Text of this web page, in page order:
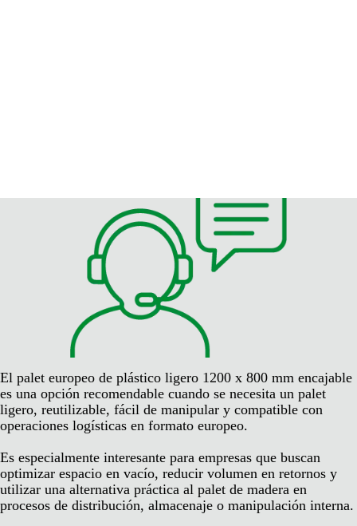
El palet europeo de plástico ligero 1200 x 800 mm encajable
es una opción recomendable cuando se necesita un palet
ligero, reutilizable, fácil de manipular y compatible con
operaciones logísticas en formato europeo.
Es especialmente interesante para empresas que buscan
optimizar espacio en vacío, reducir volumen en retornos y
utilizar una alternativa práctica al palet de madera en
procesos de distribución, almacenaje o manipulación interna.